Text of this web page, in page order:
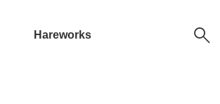
Hareworks